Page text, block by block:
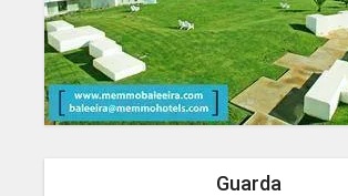
Guarda